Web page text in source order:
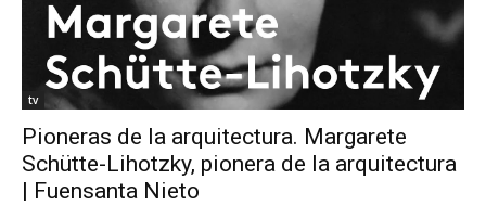
tv
Pioneras de la arquitectura. Margarete
Schütte-Lihotzky, pionera de la arquitectura
| Fuensanta Nieto